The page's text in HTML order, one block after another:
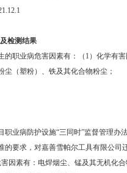
检测结果
职业病危害因素有：（1）化学有
（塑粉）、铁及其化合物粉尘；
业病防护设施“三同时”监督管理
的要求，对嘉善雪帕尔工具有限公
因素有：电焊烟尘、锰及其无机